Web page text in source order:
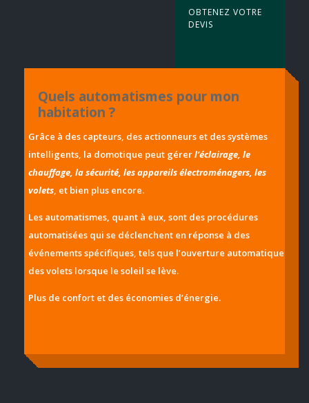
OBTENEZ VOTRE
DEVIS
Quels automatismes pour mon
habitation ?
Grâce à des capteurs, des actionneurs et des systèmes
intelligents, la domotique peut gérerl’éclairage, le
chauffage, la sécurité, les appareils électroménagers, les
volets, et bien plus encore.
Les automatismes, quant à eux, sont des procédures
automatisées qui se déclenchent en réponse à des
événements spécifiques, tels que l’ouverture automatique
des volets lorsque le soleil se lève.
Plus de confort et des économies d’énergie.